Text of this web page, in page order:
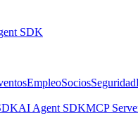
SDK
EmpleoSociosSeguridad
AI Agent SDKMCP